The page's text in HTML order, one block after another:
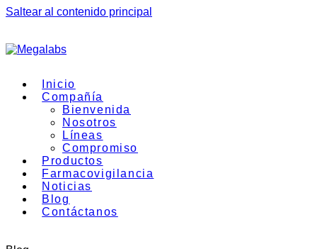
Saltear al contenido principal
Inicio
Compañía
Bienvenida
Nosotros
Líneas
Compromiso
Productos
Farmacovigilancia
Noticias
Blog
Contáctanos